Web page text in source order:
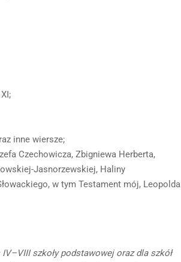
inne wiersze;
Czechowicza, Zbigniewa Herberta,
Jasnorzewskiej, Haliny
w tym Testament mój, Leopolda
szkoły podstawowej oraz dla szkół